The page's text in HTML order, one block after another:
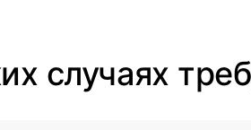
случаях